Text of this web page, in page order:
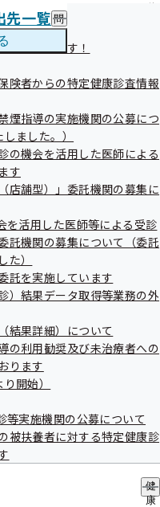
先一覧 問
い
せ
・
出
先
一
覧
サ
メ
ニ
ュ
診
健
導
案
の
サ
ュ
ま
さま
提供願います！
険者からの特定健康診査情報
煙指導の実施機関の公募につ
ました。）
の機会を活用した医師による
す
店舗型）」委託機関の募集に
を活用した医師等による受診
託機関の募集について（委託
）
託を実施しています
）結果データ取得等業務の外
結果詳細）について
の利用勧奨及び未治療者への
ります
開始）
等実施機関の公募について
被扶養者に対する特定健康診
健
康
プレコンセプショ
康づくり―
自分の身体を知
認知症の予防を始
防可能です〜
肝がんの予防の
ましょう
月経や更年期にま
帯状疱疹ワクチ